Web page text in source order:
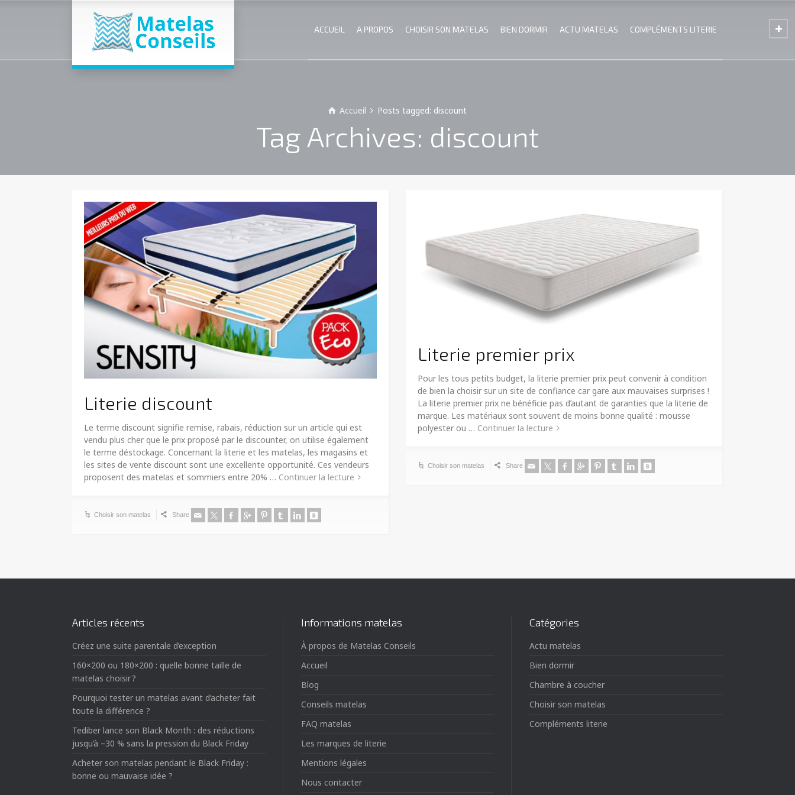
ACCUEIL A PROPOS CHOISIR SON MATELAS BIEN DORMIR ACTU MATELAS COMPLÉMENTS LITERIE
Accueil Posts tagged: discount
Tag Archives: discount
Literie discount
Le terme discount signifie remise, rabais, réduction sur un article qui est
vendu plus cher que le prix proposé par le discounter, on utilise également
le terme déstockage. Concernant la literie et les matelas, les magasins et
les sites de vente discount sont une excellente opportunité. Ces vendeurs
proposent des matelas et sommiers entre 20% … Continuer la lecture
Choisir son matelas Share
Literie premier prix
Pour les tous petits budget, la literie premier prix peut convenir à condition
de bien la choisir sur un site de confiance car gare aux mauvaises surprises !
La literie premier prix ne bénéficie pas d’autant de garanties que la literie de
marque. Les matériaux sont souvent de moins bonne qualité : mousse
polyester ou … Continuer la lecture
Choisir son matelas Share
Articles récents
Créez une suite parentale d’exception
160×200 ou 180×200 : quelle bonne taille de
matelas choisir ?
Pourquoi tester un matelas avant d’acheter fait
toute la différence ?
Tediber lance son Black Month : des réductions
jusqu’à –30 % sans la pression du Black Friday
Acheter son matelas pendant le Black Friday :
bonne ou mauvaise idée ?
Informations matelas
À propos de Matelas Conseils
Accueil
Blog
Conseils matelas
FAQ matelas
Les marques de literie
Mentions légales
Nous contacter
Catégories
Actu matelas
Bien dormir
Chambre à coucher
Choisir son matelas
Compléments literie